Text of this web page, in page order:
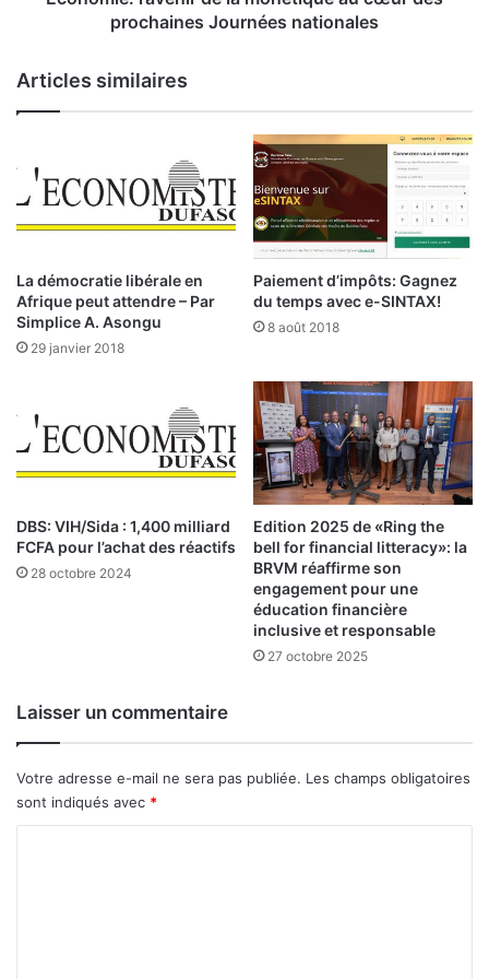
e
d
B
R
d
u
1
i
l
0
2
5
e
n
e
l
m
o
n
é
e
a
c
œ
u
r
c
h
a
i
prochaines Journées nationales
Articles similaires
La démocratie libérale en
Afrique peut attendre – Par
Simplice A. Asongu
29 janvier 2018
Paiement d’impôts: Gagnez
du temps avec e-SINTAX!
8 août 2018
DBS: VIH/Sida : 1,400 milliard
FCFA pour l’achat des réactifs
28 octobre 2024
Edition 2025 de «Ring the
bell for financial litteracy»: la
BRVM réaffirme son
engagement pour une
éducation financière
inclusive et responsable
27 octobre 2025
Laisser un commentaire
Votre adresse e-mail ne sera pas publiée. Les champs obligatoires
sont indiqués avec *